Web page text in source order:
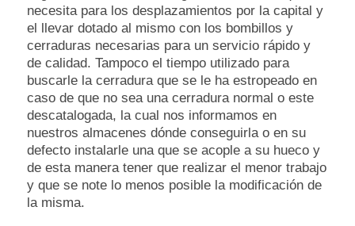
necesita para los desplazamientos por la capital y
el llevar dotado al mismo con los bombillos y
cerraduras necesarias para un servicio rápido y
de calidad. Tampoco el tiempo utilizado para
buscarle la cerradura que se le ha estropeado en
caso de que no sea una cerradura normal o este
descatalogada, la cual nos informamos en
nuestros almacenes dónde conseguirla o en su
defecto instalarle una que se acople a su hueco y
de esta manera tener que realizar el menor trabajo
y que se note lo menos posible la modificación de
la misma.